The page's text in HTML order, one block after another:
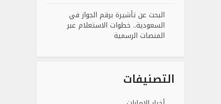
البحث عن تأشيرة برقم الجواز في
السعودية.. خطوات الاستعلام عبر
المنصات الرسمية
التصنيفات